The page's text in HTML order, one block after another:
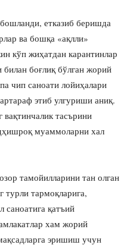
етказиб беришда
ва бошқа «ақлли»
кўп жиҳатдан карантинлар
боғлиқ бўлган жорий
чип саноати лойиҳалари
этиб улгуриши аниқ.
тасърини
муаммоларни хал
тамойилларини тан олган
турли тармоқларига,
саноатига қатъий
хам жорий
эришиш учун